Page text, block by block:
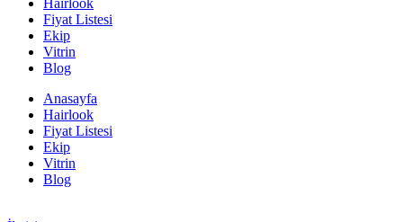
Hairlook
Fiyat Listesi
Ekip
Vitrin
Blog
Anasayfa
Hairlook
Fiyat Listesi
Ekip
Vitrin
Blog